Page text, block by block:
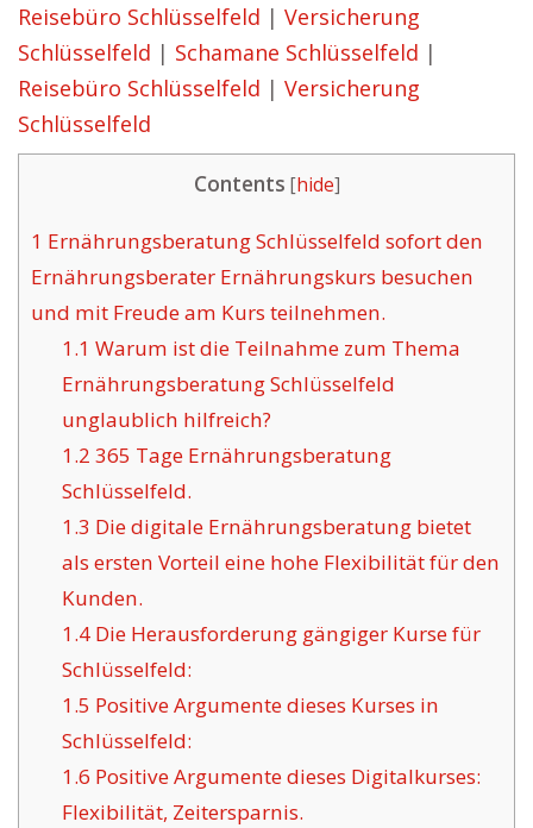
Reisebüro Schlüsselfeld | Versicherung
Schlüsselfeld | Schamane Schlüsselfeld |
Reisebüro Schlüsselfeld | Versicherung
Schlüsselfeld
Contents [hide]
1 Ernährungsberatung Schlüsselfeld sofort den
Ernährungsberater Ernährungskurs besuchen
und mit Freude am Kurs teilnehmen.
1.1 Warum ist die Teilnahme zum Thema
Ernährungsberatung Schlüsselfeld
unglaublich hilfreich?
1.2 365 Tage Ernährungsberatung
Schlüsselfeld.
1.3 Die digitale Ernährungsberatung bietet
als ersten Vorteil eine hohe Flexibilität für den
Kunden.
1.4Die Herausforderung gängiger Kurse für
Schlüsselfeld:
1.5 Positive Argumente dieses Kurses in
Schlüsselfeld:
1.6 Positive Argumente dieses Digitalkurses:
Flexibilität, Zeitersparnis.